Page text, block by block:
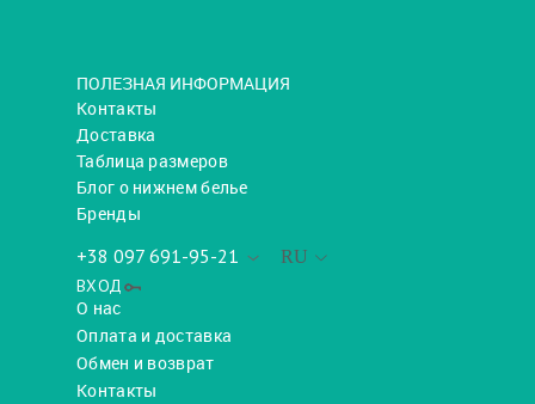
ПОЛЕЗНАЯ ИНФОРМАЦИЯ
Контакты
Доставка
Таблица размеров
Блог о нижнем белье
Бренды
RU
+38 097 691-95-21
ВХОД
О нас
Оплата и доставка
Обмен и возврат
Контакты